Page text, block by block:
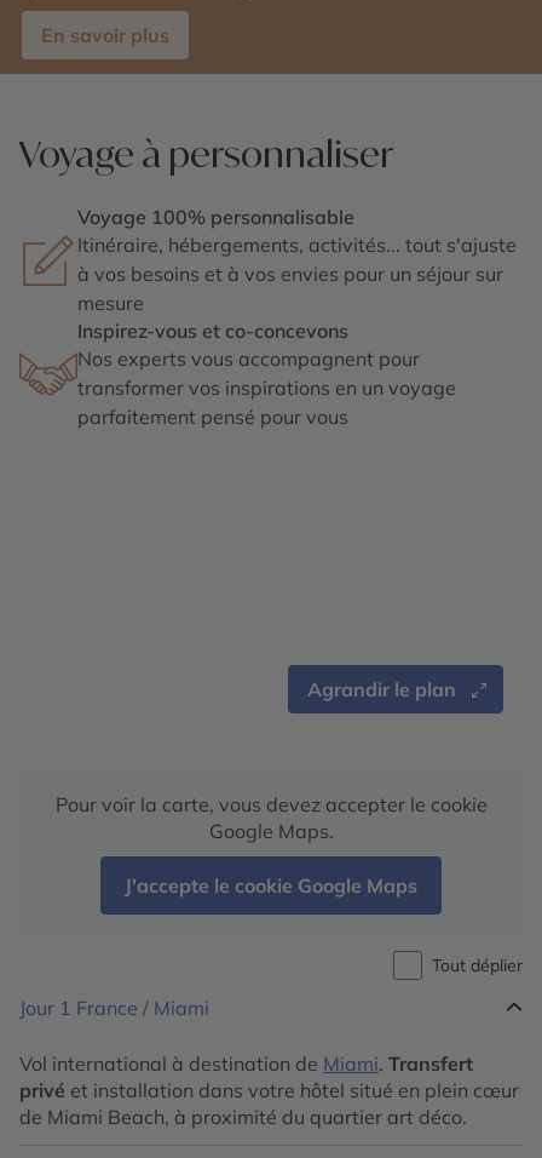
En savoir plus
Voyage à personnaliser
Voyage 100% personnalisable
Itinéraire, hébergements, activités... tout s'ajuste
à vos besoins et à vos envies pour un séjour sur
mesure
Inspirez-vous et co-concevons
Nos experts vous accompagnent pour
transformer vos inspirations en un voyage
parfaitement pensé pour vous
Agrandir le plan
Pour voir la carte, vous devez accepter le cookie
Google Maps.
J'accepte le cookie Google Maps
Tout déplier
Jour 1 France / Miami
Vol international à destination de Miami. Transfert
privé et installation dans votre hôtel situé en plein cœur
de Miami Beach, à proximité du quartier art déco.